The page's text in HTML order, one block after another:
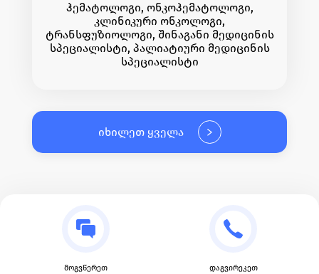
მოგვწერეთ
დაგვირეკეთ
ჰემატოლოგი, ონკოჰემატოლოგი,
კლინიკური ონკოლოგი,
ტრანსფუზიოლოგი, შინაგანი მედიცინის
სპეციალისტი, პალიატიური მედიცინის
სპეციალისტი
იხილეთ ყველა